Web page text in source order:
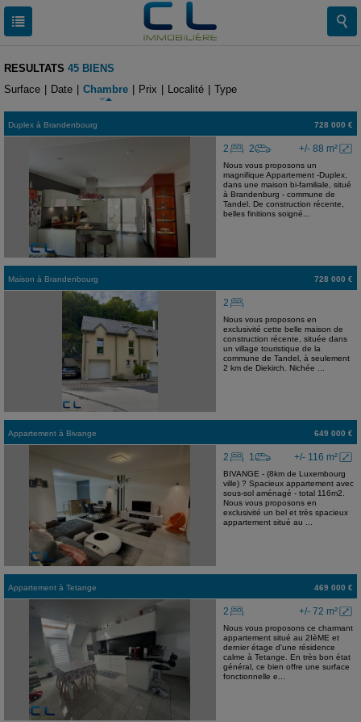
RESULTATS 45 BIENS
Surface
Date Chambre Prix Localité Type
Duplex à Brandenbourg 728 000 €
+/- 88 m²
2 2
Nous vous proposons un
magnifique Appartement -Duplex,
dans une maison bi-familiale, situé
à Brandenburg - commune de
Tandel. De construction récente,
belles finitions soigné...
Maison à Brandenbourg 728 000 €
2
Nous vous proposons en
exclusivité cette belle maison de
construction récente, située dans
un village touristique de la
commune de Tandel, à seulement
2 km de Diekirch. Nichée ...
Appartement à Bivange 649 000 €
+/- 116 m²
2 1
BIVANGE - (8km de Luxembourg
ville) ? Spacieux appartement avec
sous-sol aménagé - total 116m2.
Nous vous proposons en
exclusivité un bel et très spacieux
appartement situé au ...
Appartement à Tetange 469 000 €
+/- 72 m²
2
Nous vous proposons ce charmant
appartement situé au 2IèME et
dernier étage d'une résidence
calme à Tetange. En très bon état
général, ce bien offre une surface
fonctionnelle e...